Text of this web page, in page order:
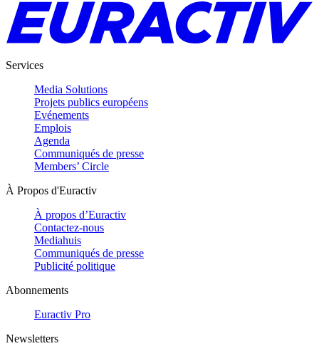
Services
Media Solutions
Projets publics européens
Evénements
Emplois
Agenda
Communiqués de presse
Members’ Circle
À Propos d'Euractiv
À propos d’Euractiv
Contactez-nous
Mediahuis
Communiqués de presse
Publicité politique
Abonnements
Euractiv Pro
Newsletters